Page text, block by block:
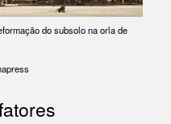
do subsolo na orla de